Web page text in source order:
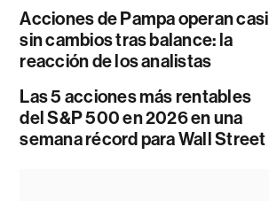
Acciones de Pampa operan casi
sin cambios tras balance: la
reacción de los analistas
Las 5 acciones más rentables
del S&P 500 en 2026 en una
semana récord para Wall Street